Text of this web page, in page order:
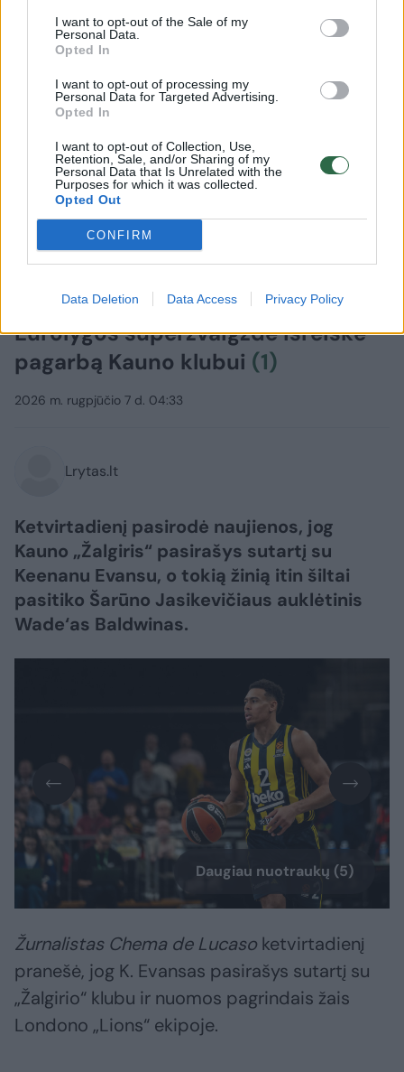
I want to opt-out of the Sale of my
Personal Data.
Opted In
I want to opt-out of processing my
Personal Data for Targeted Advertising.
Opted In
I want to opt-out of Collection, Use,
Retention, Sale, and/or Sharing of my
Personal Data that Is Unrelated with the
Purposes for which it was collected.
Opted Out
CONFIRM
Data Deletion Data Access Privacy Policy
Po netikėto „Žalgirio“ ėjimo
Eurolygos superžvaigždė išreiškė
pagarbą Kauno klubui (1)
2026 m. rugpjūčio 7 d. 04:33
Lrytas.lt
Ketvirtadienį pasirodė naujienos, jog
Kauno „Žalgiris“ pasirašys sutartį su
Keenanu Evansu, o tokią žinią itin šiltai
pasitiko Šarūno Jasikevičiaus auklėtinis
Wade‘as Baldwinas.
Daugiau nuotraukų (5)
Žurnalistas Chema de Lucaso ketvirtadienį
pranešė, jog K. Evansas pasirašys sutartį su
„Žalgirio“ klubu ir nuomos pagrindais žais
Londono „Lions“ ekipoje.